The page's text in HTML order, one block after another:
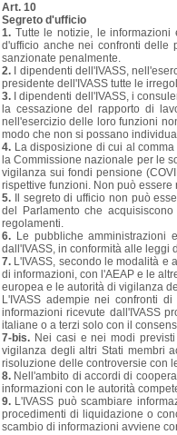
Art. 10
Segreto d'ufficio
1. Tutte le notizie, le
d'ufficio anche nei confronti delle
sanzionate penalmente.
2. I dipendenti dell'IVASS,
presidente dell'IVASS tutte le
3. I dipendenti dell'IVASS, i
la cessazione del rapporto di
nell'esercizio delle loro funzioni
modo che non si possano
4. La disposizione di cui al
la Commissione nazionale per le
vigilanza sui fondi pensione
rispettive funzioni. Non può
5. Il segreto di ufficio non può
del Parlamento che
regolamenti.
6. Le pubbliche amministrazioni
dall'IVASS, in conformità alle leggi
7. L'IVASS, secondo le modalità
di informazioni, con l'AEAP e le
europea e le autorità di vigilanza
L'IVASS adempie nei confronti
informazioni ricevute dall'IVASS
italiane o a terzi solo con il
7-bis. Nei casi e nei modi
vigilanza degli altri Stati membri
risoluzione delle controversie con
8. Nell'ambito di accordi di
informazioni con le autorità
9. L'IVASS può scambiare
procedimenti di liquidazione o
scambio di informazioni avviene